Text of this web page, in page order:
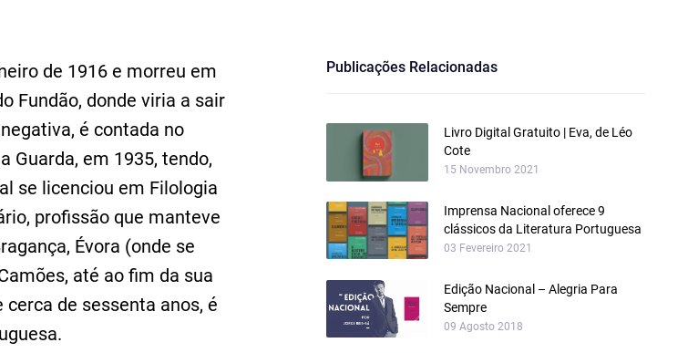
de 1916 e morreu em
Fundão, donde viria a sair
é contada no
Guarda, em 1935, tendo,
se licenciou em Filologia
profissão que manteve
Évora (onde se
até ao fim da sua
de sessenta anos, é
Publicações Relacionadas
Livro Digital Gratuito | Eva, de Léo
Cote
15 Novembro 2021
Imprensa Nacional oferece 9
clássicos da Literatura Portuguesa
03 Fevereiro 2021
Edição Nacional – Alegria Para
Sempre
09 Agosto 2018